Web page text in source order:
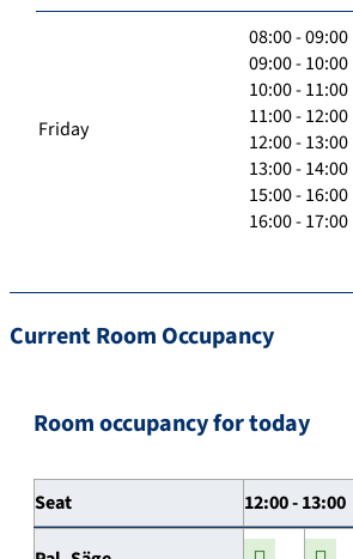
Friday
08:00 - 09:00
09:00 - 10:00
10:00 - 11:00
11:00 - 12:00
12:00 - 13:00
13:00 - 14:00
15:00 - 16:00
16:00 - 17:00
Current Room Occupancy
Room occupancy for today
Seat 12:00 - 13:00